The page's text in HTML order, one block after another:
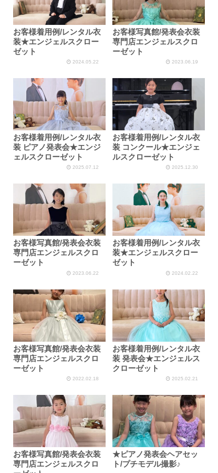
お客様着用例/レンタル衣
装★エンジェルスクロー
ゼット
2024.05.22
お客様写真館/発表会衣装
専門店エンジェルスクロ
ーゼット
2023.06.19
お客様着用例/レンタル衣
装 ピアノ発表会★エンジ
ェルスクローゼット
2025.07.12
お客様着用例/レンタル衣
装 コンクール★エンジェ
ルスクローゼット
2025.12.30
お客様写真館/発表会衣装
専門店エンジェルスクロ
ーゼット
2023.06.22
お客様着用例/レンタル衣
装★エンジェルスクロー
ゼット
2024.02.22
お客様写真館/発表会衣装
専門店エンジェルスクロ
ーゼット
2022.02.18
お客様着用例/レンタル衣
装 発表会★エンジェルス
クローゼット
2025.02.21
お客様写真館/発表会衣装
専門店エンジェルスクロ
★ピアノ発表会ヘアセッ
ト/プチモデル撮影♪